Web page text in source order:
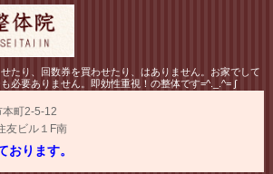
たり、回数券を買わせたり、はありません。お家でして
必要ありません。即効性重視！の整体です=^._.^= ∫
町2-5-12
F南
おります。